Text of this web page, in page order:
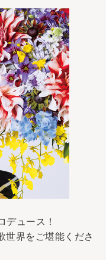
デュース！
世界をご堪能くださ